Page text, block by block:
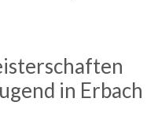
in Erbach